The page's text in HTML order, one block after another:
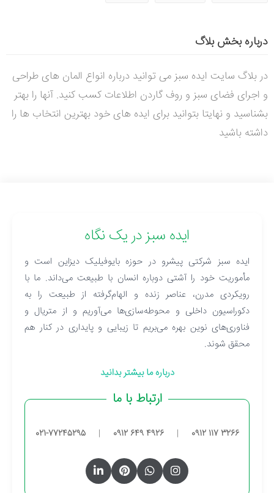
درباره بخش بلاگ
در بلاگ سایت ایده سبز می توانید درباره انواع المان های طراحی
و اجرای فضای سبز و روف گاردن اطلاعات کسب کنید. آنها را بهتر
بشناسید و نهایتا بتوانید برای ایده های خود بهترین انتخاب ها را
داشته باشید
ایده سبز در یک نگاه
ایده سبز شرکتی پیشرو در حوزه بایوفیلیک دیزاین است و
مأموریت خود را آشتی دوباره انسان با طبیعت می‌داند. ما با
رویکردی مدرن، عناصر زنده و الهام‌گرفته از طبیعت را به
دکوراسیون داخلی و محوطه‌سازی‌ها می‌آوریم و از متریال و
فناوری‌های نوین بهره می‌بریم تا زیبایی و پایداری در کنار هم
محقق شوند.
درباره ما بیشتر بدانید
ارتباط با ما
0912 117 3266
|
0912 649 4926
|
021-77245295